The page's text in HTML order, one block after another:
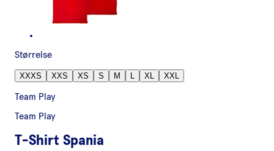
Størrelse
XXXS XXS XS S M L XL XXL
Team Play
Team Play
T-Shirt Spania